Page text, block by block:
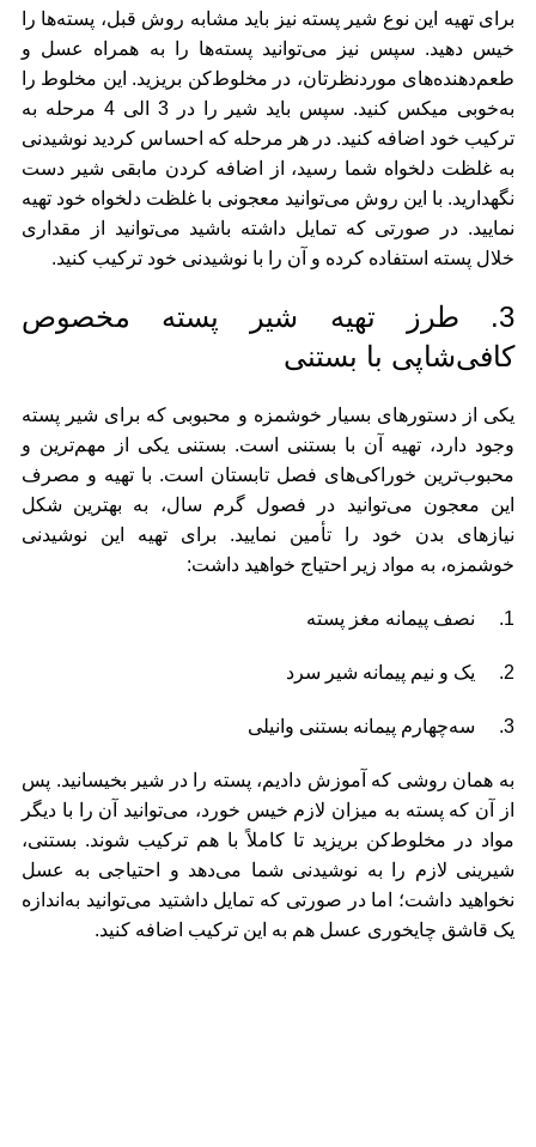
برای تهیه این نوع شیر پسته نیز باید مشابه روش قبل، پسته‌ها را
خیس دهید. سپس نیز می‌توانید پسته‌ها را به همراه عسل و
طعم‌دهنده‌های موردنظرتان، در مخلوط‌کن بریزید. این مخلوط را
به‌خوبی میکس کنید. سپس باید شیر را در 3 الی 4 مرحله به
ترکیب خود اضافه کنید. در هر مرحله که احساس کردید نوشیدنی
به غلظت دلخواه شما رسید، از اضافه کردن مابقی شیر دست
نگهدارید. با این روش می‌توانید معجونی با غلظت دلخواه خود تهیه
نمایید. در صورتی که تمایل داشته باشید می‌توانید از مقداری
خلال پسته استفاده کرده و آن را با نوشیدنی خود ترکیب کنید.
3. طرز تهیه شیر پسته مخصوص
کافی‌شاپی با بستنی
یکی از دستورهای بسیار خوشمزه و محبوبی که برای شیر پسته
وجود دارد، تهیه آن با بستنی است. بستنی یکی از مهم‌ترین و
محبوب‌ترین خوراکی‌های فصل تابستان است. با تهیه و مصرف
این معجون می‌توانید در فصول گرم سال، به بهترین شکل
نیازهای بدن خود را تأمین نمایید. برای تهیه این نوشیدنی
خوشمزه، به مواد زیر احتیاج خواهید داشت:
1. نصف پیمانه مغز پسته
2. یک و نیم پیمانه شیر سرد
3. سه‌چهارم پیمانه بستنی وانیلی
به همان روشی که آموزش دادیم، پسته را در شیر بخیسانید. پس
از آن که پسته به میزان لازم خیس خورد، می‌توانید آن را با دیگر
مواد در مخلوط‌کن بریزید تا کاملاً با هم ترکیب شوند. بستنی،
شیرینی لازم را به نوشیدنی شما می‌دهد و احتیاجی به عسل
نخواهید داشت؛ اما در صورتی که تمایل داشتید می‌توانید به‌اندازه
یک قاشق چایخوری عسل هم به این ترکیب اضافه کنید.